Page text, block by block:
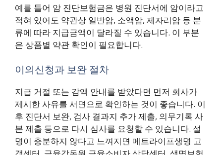
예를 들어 암 진단보험금은 병원 진단서에 암이라고
적혀 있어도 약관상 일반암, 소액암, 제자리암 등 분
류에 따라 지급금액이 달라질 수 있습니다. 이 부분
은 상품별 약관 확인이 필요합니다.
이의신청과 보완 절차
지급 거절 또는 감액 안내를 받았다면 먼저 회사가
제시한 사유를 서면으로 확인하는 것이 좋습니다. 이
후 진단서 보완, 검사 결과지 추가 제출, 의무기록 사
본 제출 등으로 다시 심사를 요청할 수 있습니다. 설
명이 충분하지 않다고 느껴지면 메트라이프생명 고